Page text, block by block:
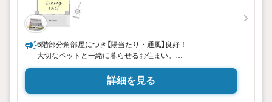
6階部分角部屋につき【陽当たり・通風】良好！
大切なペットと一緒に暮らせるお住まい。
周辺にはお買い物施設が充実しており、暮らしやすい住環
*・。*・。*・。*・。
詳細を見る